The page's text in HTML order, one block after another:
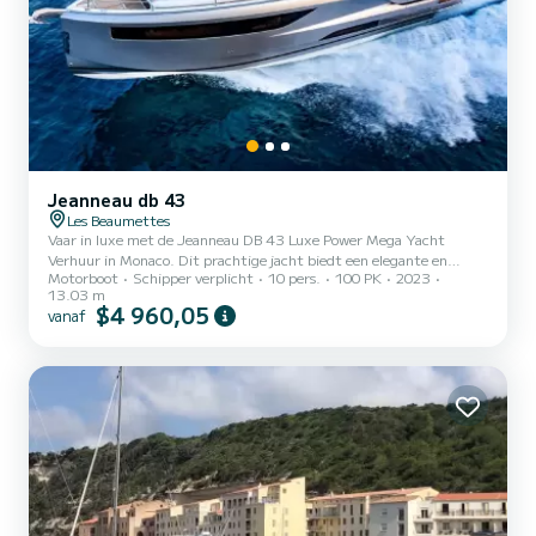
Jeanneau db 43
Les Beaumettes
Vaar in luxe met de Jeanneau DB 43 Luxe Power Mega Yacht
Verhuur in Monaco. Dit prachtige jacht biedt een elegante en
comfortabele manier om de Franse Rivièra te verkennen, met een
onvergetelijke en luxe ervaring. **Bij het huren van deze boot kunt
u gratis inschepen in: Antibes en Cannes ook Monaco, Saint Tropez
dagboot met een unieke stijl en opmerkelijk comfort nodigt...
Motorboot Schipper verplicht 10 pers. 100 PK
2023
13.03 m
vanaf $4 960,05